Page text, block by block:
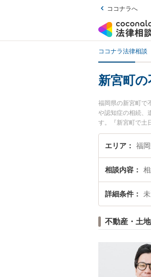
ココナラへ
ココナラ法律相談
新宮町
福岡県の新宮町で
や認知症の相続、
す。『新宮町で土
い』『初回相談無
エリア 福
相談内容
詳細条件
不動産・土